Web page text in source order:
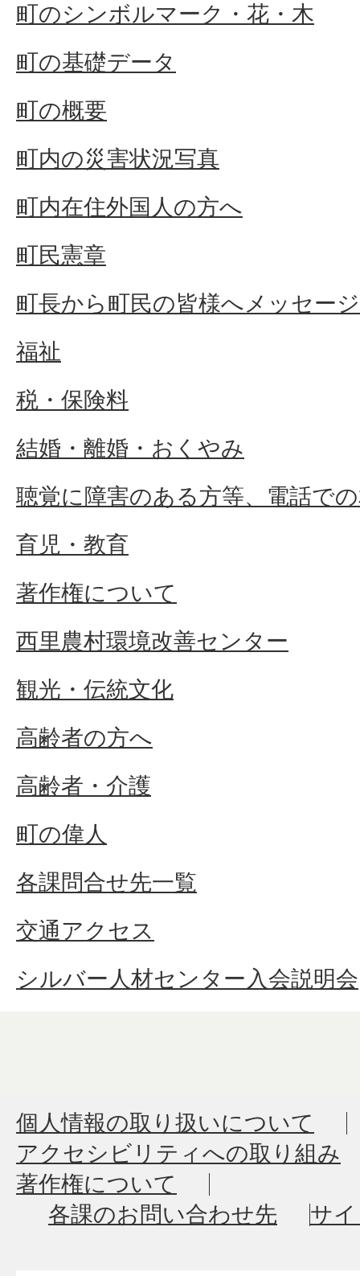
町のシンボルマーク・花・木
町の基礎データ
町の概要
町内の災害状況写真
町内在住外国人の方へ
町民憲章
町長から町民の皆様へメッセージ
福祉
税・保険料
結婚・離婚・おくやみ
聴覚に障害のある方等、電話で
育児・教育
著作権について
西里農村環境改善センター
観光・伝統文化
高齢者の方へ
高齢者・介護
町の偉人
各課問合せ先一覧
交通アクセス
シルバー人材センター入会説明会
個人情報の取り扱いについて
アクセシビリティへの取り組み
著作権について
各課のお問い合わせ先
サ